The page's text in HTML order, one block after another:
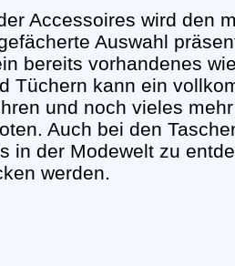
Accessoires wird den
Auswahl
bereits vorhandenes
Tüchern kann ein
und noch vieles
Auch bei den
in der Modewelt zu
werden.